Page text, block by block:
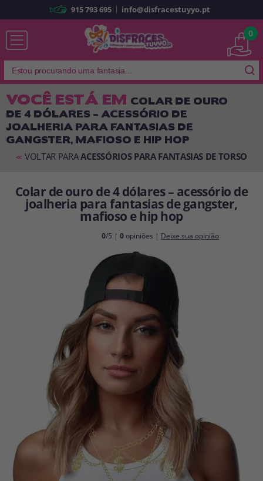
Já sou cliente
Lembrar-me Esqueceu sua senha?
ENTRAR
Sou novo
disfracestuyyo.pt
, você poderá fazer suas
compras rapidamente em nossa loja virtual, verificar o status de seus
Vá em frente! Estávamos esperando por você.
CRIAR CONTA
915 793 695 | info@disfracestuyyo.pt
0
VOCÊ ESTÁ EM COLAR DE OURO
DE 4 DÓLARES – ACESSÓRIO DE
JOALHERIA PARA FANTASIAS DE
GANGSTER, MAFIOSO E HIP HOP
<< VOLTAR PARAACESSÓRIOS PARA FANTASIAS DE TORSO
Colar de ouro de 4 dólares – acessório de
joalheria para fantasias de gangster,
mafioso e hip hop
0/5 |0 opiniões | Deixe sua opinião